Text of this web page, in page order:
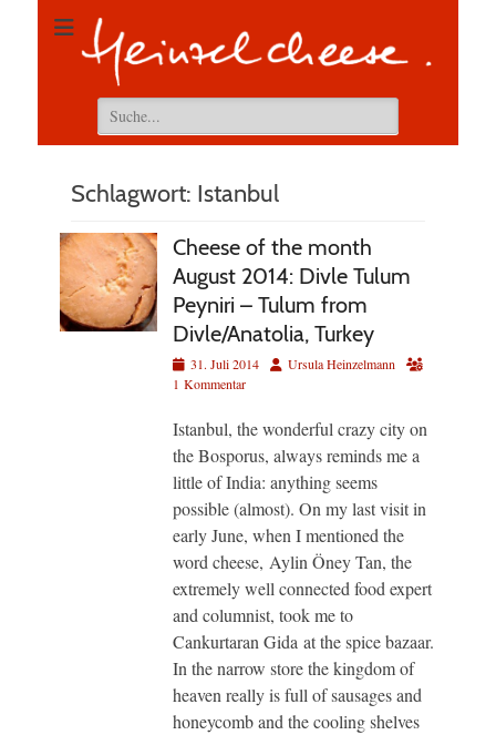
Suchen
nach:
Schlagwort: Istanbul
Cheese of the month
August 2014: Divle Tulum
Peyniri – Tulum from
Divle/Anatolia, Turkey
Veröffentlicht
am
31. Juli 2014 AutorUrsula Heinzelmann
1 Kommentar
Istanbul, the wonderful crazy city on
the Bosporus, always reminds me a
little of India: anything seems
possible (almost). On my last visit in
early June, when I mentioned the
word cheese, Aylin Öney Tan, the
extremely well connected food expert
and columnist, took me to
Cankurtaran Gida at the spice bazaar.
In the narrow store the kingdom of
heaven really is full of sausages and
honeycomb and the cooling shelves